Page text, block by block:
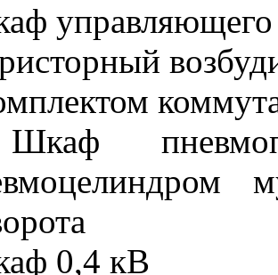
управляющего
Шкаф
0,4 кВ